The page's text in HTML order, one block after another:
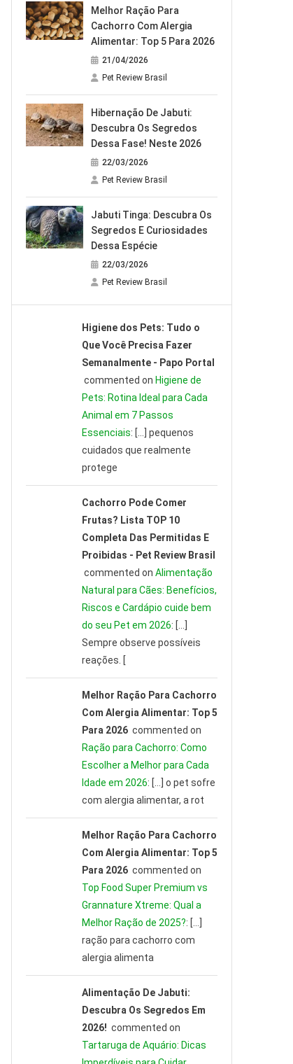
Melhor Ração Para
Cachorro Com Alergia
Alimentar: Top 5 Para 2026
21/04/2026
Pet Review Brasil
Hibernação De Jabuti:
Descubra Os Segredos
Dessa Fase! Neste 2026
22/03/2026
Pet Review Brasil
Jabuti Tinga: Descubra Os
Segredos E Curiosidades
Dessa Espécie
22/03/2026
Pet Review Brasil
Higiene dos Pets: Tudo o
Que Você Precisa Fazer
Semanalmente - Papo Portal
commented on Higiene de
Pets: Rotina Ideal para Cada
Animal em 7 Passos
Essenciais: […] pequenos
cuidados que realmente
protege
Cachorro Pode Comer
Frutas? Lista TOP 10
Completa Das Permitidas E
Proibidas - Pet Review Brasil
commented on Alimentação
Natural para Cães: Benefícios,
Riscos e Cardápio cuide bem
do seu Pet em 2026: […]
Sempre observe possíveis
reações. [
Melhor Ração Para Cachorro
Com Alergia Alimentar: Top 5
Para 2026commented on
Ração para Cachorro: Como
Escolher a Melhor para Cada
Idade em 2026: […] o pet sofre
com alergia alimentar, a rot
Melhor Ração Para Cachorro
Com Alergia Alimentar: Top 5
Para 2026commented on
Top Food Super Premium vs
Grannature Xtreme: Qual a
Melhor Ração de 2025?: […]
ração para cachorro com
alergia alimenta
Alimentação De Jabuti:
Descubra Os Segredos Em
2026! commented on
Tartaruga de Aquário: Dicas